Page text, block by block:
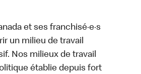
et ses franchisé·e·s
un milieu de travail
Nos milieux de travail
établie depuis fort